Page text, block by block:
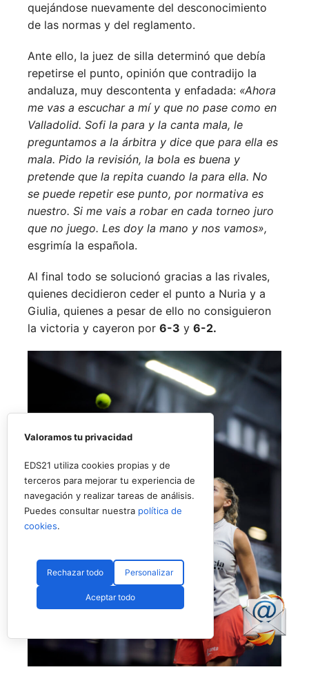
quejándose nuevamente del desconocimiento
de las normas y del reglamento.
Ante ello, la juez de silla determinó que debía
repetirse el punto, opinión que contradijo la
andaluza, muy descontenta y enfadada: «Ahora
me vas a escuchar a mí y que no pase como en
Valladolid. Sofi la para y la canta mala, le
preguntamos a la árbitra y dice que para ella es
mala. Pido la revisión, la bola es buena y
pretende que la repita cuando la para ella. No
se puede repetir ese punto, por normativa es
nuestro. Si me vais a robar en cada torneo juro
que no juego. Les doy la mano y nos vamos»,
esgrimía la española.
Al final todo se solucionó gracias a las rivales,
quienes decidieron ceder el punto a Nuria y a
Giulia, quienes a pesar de ello no consiguieron
la victoria y cayeron por 6-3 y 6-2.
Valoramos tu privacidad
EDS21 utiliza cookies propias y de
terceros para mejorar tu experiencia de
navegación y realizar tareas de análisis.
Puedes consultar nuestra política de
cookies.
Rechazar todo Personalizar
Aceptar todo